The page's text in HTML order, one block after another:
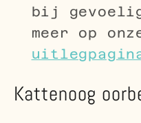
bij
meer op
Kattenoog